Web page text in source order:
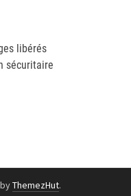
libérés
sécuritaire
ThemezHut.